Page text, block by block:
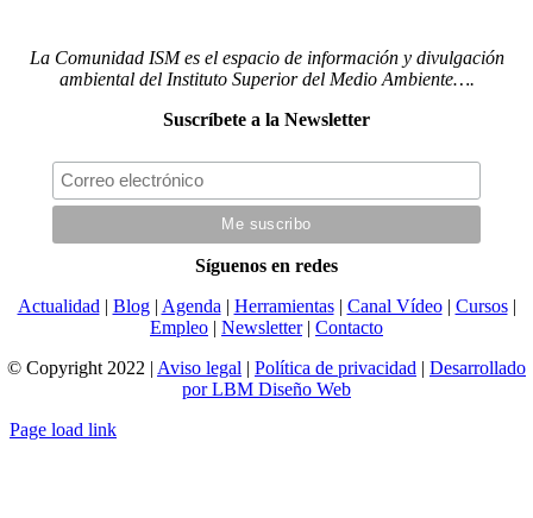
La Comunidad ISM es el espacio de información y divulgación
ambiental del Instituto Superior del Medio Ambiente….
Suscríbete a la Newsletter
Síguenos en redes
Actualidad | Blog| Agenda | Herramientas| Canal Vídeo| Cursos|
Empleo | Newsletter| Contacto
© Copyright 2022 | Aviso legal | Política de privacidad | Desarrollado
por LBM Diseño Web
Page load link